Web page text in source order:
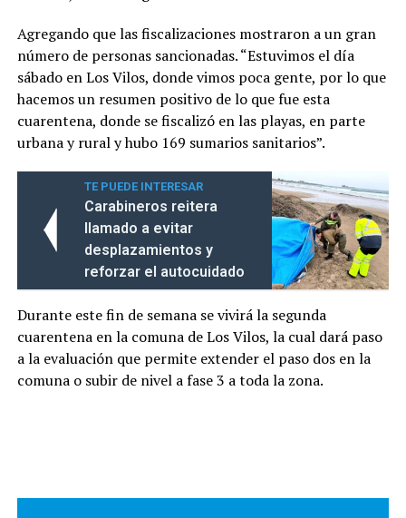
Agregando que las fiscalizaciones mostraron a un gran
número de personas sancionadas. “Estuvimos el día
sábado en Los Vilos, donde vimos poca gente, por lo que
hacemos un resumen positivo de lo que fue esta
cuarentena, donde se fiscalizó en las playas, en parte
urbana y rural y hubo 169 sumarios sanitarios”.
TE PUEDE INTERESAR
Carabineros reitera
llamado a evitar
desplazamientos y
reforzar el autocuidado
Durante este fin de semana se vivirá la segunda
cuarentena en la comuna de Los Vilos, la cual dará paso
a la evaluación que permite extender el paso dos en la
comuna o subir de nivel a fase 3 a toda la zona.